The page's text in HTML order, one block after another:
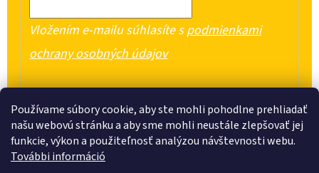
Používame súbory cookie, aby ste mohli pohodlne prehliadať
našu webovú stránku a aby sme mohli neustále zlepšovať jej
funkcie, výkon a použiteľnosť analýzou návštevnosti webu.
További információ
Vložením e-mailu súhlasíte spodmienkami
ochrany osobných údajov
PRIHLÁSIŤ SA